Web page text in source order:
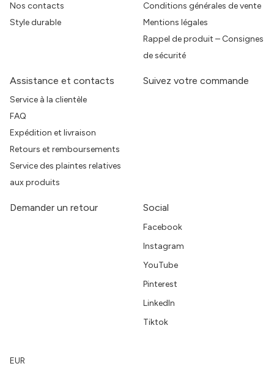
Nos contacts
Style durable
Conditions générales de vente
Mentions légales
Rappel de produit – Consignes
de sécurité
Assistance et contacts
Service à la clientèle
FAQ
Expédition et livraison
Retours et remboursements
Service des plaintes relatives
aux produits
Suivez votre commande
Demander un retour Social
Facebook
Instagram
YouTube
Pinterest
LinkedIn
Tiktok
EUR